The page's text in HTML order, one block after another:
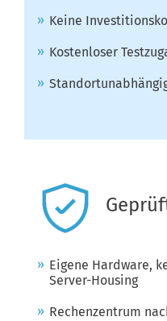
Keine
Kostenloser
Eigene Hardware,
Server-Housing
Rechenzentrum